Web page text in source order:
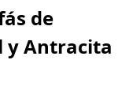
de
y Antracita